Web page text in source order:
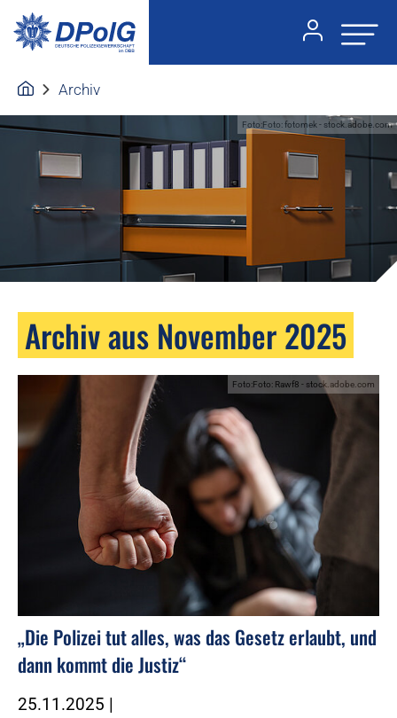
Archiv
Foto:Foto: fotomek - stock.adobe.com
Archiv aus November 2025
Foto:Foto: Rawf8 - stock.adobe.com
„Die Polizei tut alles, was das Gesetz erlaubt, und
dann kommt die Justiz“
25.11.2025 |